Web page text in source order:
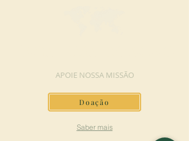
APOIE NOSSA MISSÃO
Doação
Saber mais